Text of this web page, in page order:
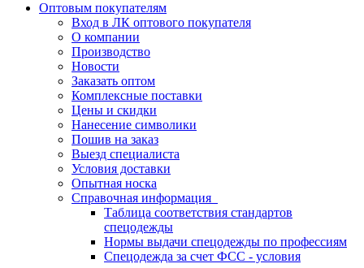
Оптовым покупателям
Вход в ЛК оптового покупателя
О компании
Производство
Новости
Заказать оптом
Комплексные поставки
Цены и скидки
Нанесение символики
Пошив на заказ
Выезд специалиста
Условия доставки
Опытная носка
Справочная информация
Таблица соответствия стандартов
спецодежды
Нормы выдачи спецодежды по профессиям
Спецодежда за счет ФСС - условия